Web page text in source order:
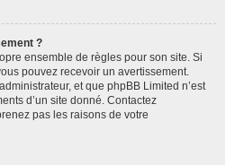
?
ensemble de règles pour son site. Si
pouvez recevoir un avertissement.
et que phpBB Limited n’est
d’un site donné. Contactez
pas les raisons de votre